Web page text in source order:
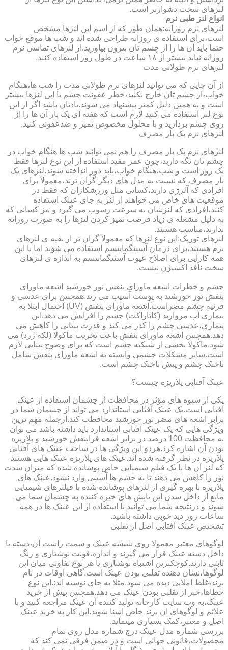
لنزهای سخت دشوارتر است.
انواع لنز طبی نرم
لنزهای نرم روزانه:همان طور که از اسم این لنزها مشخص
است،برای استفاده ی روزانه طراحی شده اند و شب ها موقع خواب
حتما باید آن ها را از چشم تان بیرون بیاورید.از لنزهای تماسی نرم
روزانه نباید بیشتر از ۱۸ ساعت در طول روز استفاده کنید.
لنزهای نرم طولانی مدت
از آن جایی که می توانید لنزهای نرم طولانی مدت را شب ها،هنگام
خواب،از چشم تان خارج نکنید،خطر عفونت چشم با این لنزها بیشتر
است و به همین دلیل کمتر پیشنهاد می شوند.یادتان باشد اگر از این
نوع لنز استفاده می کنید لازم است که هفته ای یک بار آن ها را از
روی چشم بردارید و با محلول مخصوص تمیز و ضدعفونی کنید.
لنزهای نرم یک بار مصرف
لنزهای نرم یک بار مصرف را هم نمی توانید شب ها هنگام خواب در
چشم تان نگه دارید،چون عمر مفید استفاده از این نوع لنزها فقط
یک روز است و شب،هنگام خواب،باید دور انداخته شوند.لنزهای یک
بار مصرف که نسبت به مدل های دیگر گران ترند،معمولاً برای
افرادی که آلرژی دارند،کسانی مثل ورزشکاران که فقط در
موقعیت های خاص می خواهند از لنز به جای عینک استفاده
کنند،افرادی که لنزشان به سرعت رسوب می گیرد و نیز کسانی که
به دلیل مشغله ی زیاد فرصت تمیز کردن لنزها را به صورت روزانه
ندارند،مناسب هستند.
لنزهای توریک:این نوع لنزها که معمولاً گران تر از بقیه ی لنزهای
نرم هستند،برای درمان آستیگماتیسم استفاده می شوند اما با این
همه کارایی برای اصلاح عیوب آستیگماتیسم به اندازه ی لنزهای
سخت نافذ اکسیژن نیست.
چشم و خطرات اشعه ماورای بنفش نور خورشید اشعه ماورای
بنفش نور خورشید به پوست آسیب می زند.همچنین برای عدسی و
قرنیه چشم مضراست.اشعه ماورای بنفش (UV) احتمال ابتلا به
بیماری آب مروارید (کاتاراکت) چشم را افزایش می دهد.این
بیماری،عدسی چشم را کدر می کند و قدرت بینایی را کاهش می
دهد.همچنین اشعه ماورای بنفش باعث تخریب ماکولا (لکه زرد) می
شود.ماکولا بخشی از شبکیه چشم است که برای وضوح بینایی لازم
است.سایر مشکلات چشمی وابسته به اشعه ماورای بنفش شامل
ناخنک چشم و پیش ناخنک چشم است.
عینک آفتابی پلاریزه چیست؟
یکی از شیوه های مؤثر در محافظت از چشمان استفاده از عینک
آفتابی است.یک عینک آفتابی استاندارد می تواند از چشمان شما در
برابر اشعه های مضر نور خورشید محافظت کند.ازجمله مهم ترین
ویژگی هایی که یک عینک آفتابی استاندارد باید داشته باشد می توان
به محافظت 100 درصد در برابر اشعه فرابنفش خورشید و پلاریزه
بودن آن اشاره کرد.هردو این ویژگی ها در ساخت عینک های آفتابی
پلاریزه در نظر گرفته شده اند.عینک های پلاریزه عینک هایی هستند
که لنز آن ها با یک فیلم شیمیایی خاص پوشانده شده که میزان شدت
نور را کاهش می دهند تا به چشم ها آسیبی وارد نشود.عینک های
پلاریزه با بهره گیری از لنزهای پوشانده شده با فیلترهای شیمیایی
مانع از داخل شدن این تابش های خیره کننده به چشمان شما می
شوند و درنتیجه شما می توانید با استفاده از این عینک ها در همه
ساعات روز دید خوبی داشته باشید.
تشخیص عینک آفتابی اصل از تقلبی
لوگوهای معتبر معمولا روی شیشه عینک و سمت راست آن،دسته یا
داخل دسته عینک قرار می گیرند و اندازه،فونت نوشتاری و رنگ
ثابتی دارند.کوچکترین اشتباه نوشتاری یا هر نوع تفاوتی میان این
لوگوها،نشان دهنده تقلبی بودن عینک است.گاهی اوقات در نام
برند،غلط املایی دیده می شود.مثلا به جای نوشته اند:.این نوع
خطاها،خبر از تقلبی بودن عینک می دهد.همچنین پیش از خرید
عینک،به وب سایت کارخانه تولید کننده آن عینک مراجعه کنید و با
علائم و لوگوهای آن برند خاص آشنا شوید.این کار به خرید عینک
اصل و معتبر،کمک بسیاری مینماید.
بررسی شماره مدل عینک درج شماره مدل روی تمام
محصولات،قانونی جهانی است و در ضمن فرقی نمی کند که